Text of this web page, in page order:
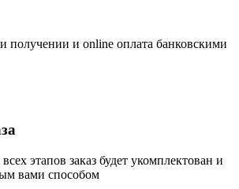
получении и online оплата банковскими
этапов заказ будет укомплектован и
вами способом